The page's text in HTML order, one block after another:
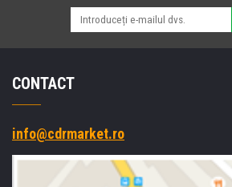
CONTACT
info@cdrmarket.ro